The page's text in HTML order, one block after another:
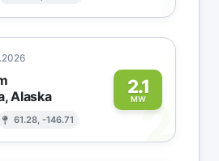
Alaska
61.28, -146.71
2.1
MW2